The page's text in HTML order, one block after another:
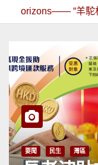
羊駝杯”首屆新西蘭
要聞 民生 灣區